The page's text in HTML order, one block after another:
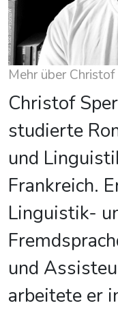
Mehr über
Christof
studierte
und
Frankreich.
Linguistik-
und
arbeitete er